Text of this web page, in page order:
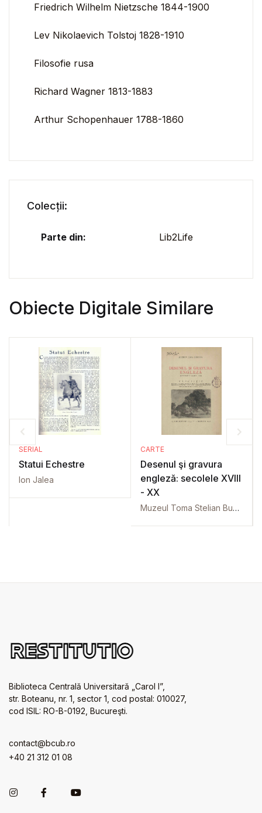
Friedrich Wilhelm Nietzsche 1844-1900
Lev Nikolaevich Tolstoj 1828-1910
Filosofie rusa
Richard Wagner 1813-1883
Arthur Schopenhauer 1788-1860
Colecții:
Parte din: Lib2Life
Obiecte Digitale Similare
SERIAL
Statui Echestre
Ion Jalea
CARTE
Desenul şi gravura
engleză: secolele XVIII
- XX
Muzeul Toma Stelian Bucureşti
Biblioteca Centrală Universitară „Carol I”,
str. Boteanu, nr. 1, sector 1, cod postal: 010027,
cod ISIL: RO-B-0192, Bucureşti.
contact@bcub.ro
+40 21 312 01 08